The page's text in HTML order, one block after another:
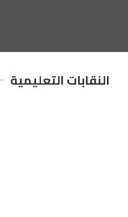
النقابات التعليمية